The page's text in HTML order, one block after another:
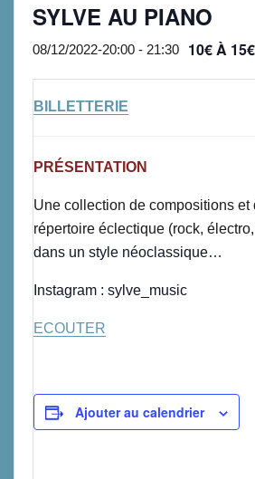
SYLVE AU PIANO
08/12/2022-20:00 - 21:30 10€ À 15€
BILLETTERIE
PRÉSENTATION
Une collection de compositions et
répertoire éclectique (rock,
dans un style néoclassique…
Instagram : sylve_music
ECOUTER
Ajouter au calendrier